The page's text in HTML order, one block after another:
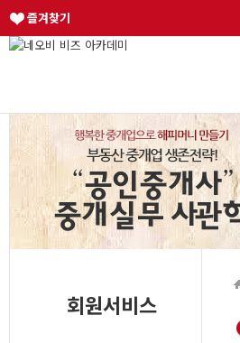
즐겨찾기
회원서비스